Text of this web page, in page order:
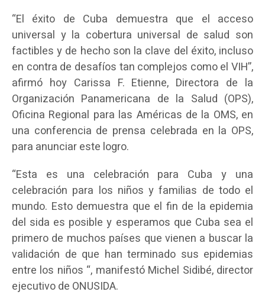
“El éxito de Cuba demuestra que el acceso
universal y la cobertura universal de salud son
factibles y de hecho son la clave del éxito, incluso
en contra de desafíos tan complejos como el VIH”,
afirmó hoy Carissa F. Etienne, Directora de la
Organización Panamericana de la Salud (OPS),
Oficina Regional para las Américas de la OMS, en
una conferencia de prensa celebrada en la OPS,
para anunciar este logro.
“Esta es una celebración para Cuba y una
celebración para los niños y familias de todo el
mundo. Esto demuestra que el fin de la epidemia
del sida es posible y esperamos que Cuba sea el
primero de muchos países que vienen a buscar la
validación de que han terminado sus epidemias
entre los niños “, manifestó Michel Sidibé, director
ejecutivo de ONUSIDA.